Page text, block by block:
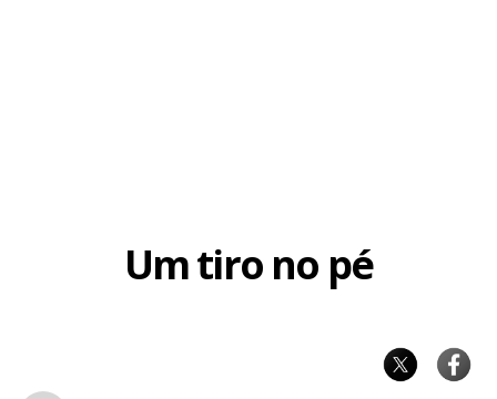
Um tiro no pé